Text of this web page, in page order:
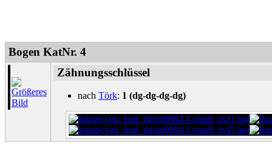
Bogen KatNr. 4
Zähnungsschlüssel
nach Törk: 1 (dg-dg-dg-dg)